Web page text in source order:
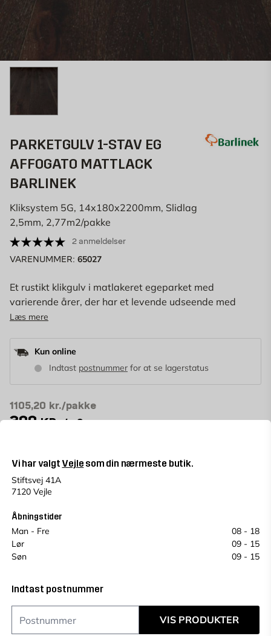
Vi har valgt Vejle som din nærmeste butik.
Stiftsvej 41A
7120 Vejle
Åbningstider
Man - Fre
08 - 18
Lør
09 - 15
Søn
09 - 15
Indtast postnummer
VIS PRODUKTER
PARKETGULV 1-STAV EG
AFFOGATO MATTLACK
BARLINEK
Kliksystem 5G, 14x180x2200mm, Slidlag
2,5mm, 2,77m2/pakke
2 anmeldelser
VARENUMMER: 65027
Et rustikt klikgulv i matlakeret egeparket med
varierende årer, der har et levende udseende med
naturlige farver og farvetoner. Sunde og spartlede
Læs mere
Kun online
Indtast postnummer for at se lagerstatus
1105,20 kr./pakke
399 KR. /m2
m2
(1 pk = 2.77 m2)